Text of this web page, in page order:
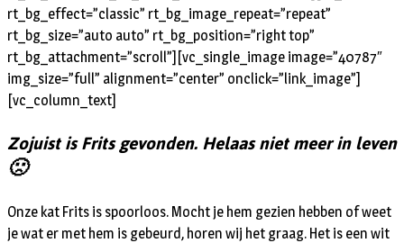
rt_bg_effect=”classic” rt_bg_image_repeat=”repeat”
rt_bg_size=”auto auto” rt_bg_position=”right top”
rt_bg_attachment=”scroll”][vc_single_image image=”40787″
img_size=”full” alignment=”center” onclick=”link_image”]
[vc_column_text]
Zojuist is Frits gevonden. Helaas niet meer in leven
🙁
Onze kat Frits is spoorloos. Mocht je hem gezien hebben of weet
je wat er met hem is gebeurd, horen wij het graag. Het is een wit